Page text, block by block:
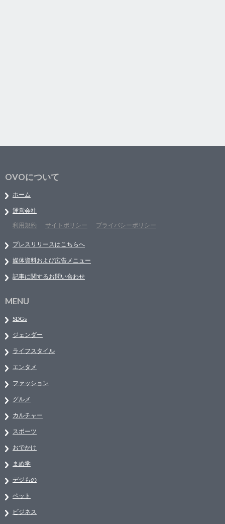
OVOについて
ホーム
運営会社
利用規約
サイトポリシー プライバシーポリシー
プレスリリースはこちらへ
媒体資料および広告メニュー
記事に関するお問い合わせ
MENU
SDGs
ジェンダー
ライフスタイル
エンタメ
ファッション
グルメ
カルチャー
スポーツ
おでかけ
まめ学
デジもの
ペット
ビジネス